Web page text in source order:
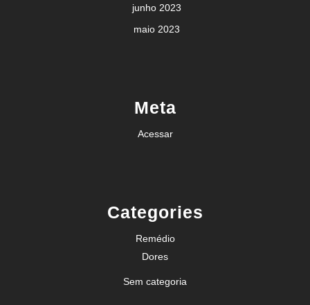
junho 2023
maio 2023
Meta
Acessar
Categories
Remédio
Dores
Sem categoria